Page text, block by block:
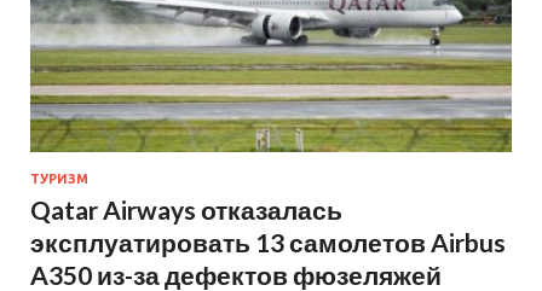
ТУРИЗМ
Qatar Airways отказалась
эксплуатировать 13 самолетов Airbus
A350 из-за дефектов фюзеляжей